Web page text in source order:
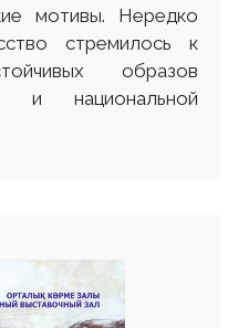
мотивы. Нередко
стремилось к
образов
и национальной